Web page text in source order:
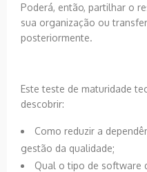
Poderá, então, partilhar o
sua organização ou
posteriormente.
Este teste de maturidade
descobrir:
Como reduzir a
gestão da qualidade;
Qual o tipo de software